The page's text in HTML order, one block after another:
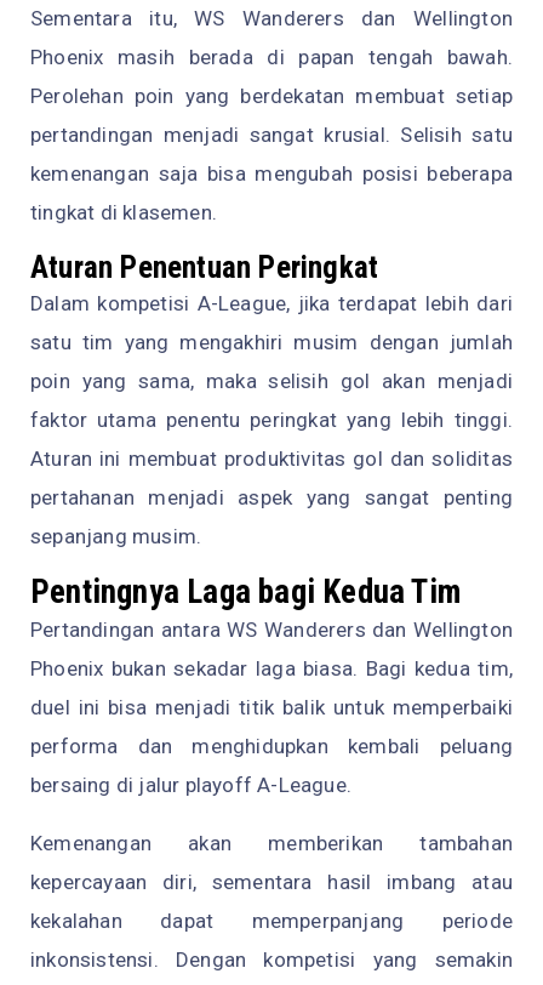
Sementara itu, WS Wanderers dan Wellington
Phoenix masih berada di papan tengah bawah.
Perolehan poin yang berdekatan membuat setiap
pertandingan menjadi sangat krusial. Selisih satu
kemenangan saja bisa mengubah posisi beberapa
tingkat di klasemen.
Aturan Penentuan Peringkat
Dalam kompetisi A-League, jika terdapat lebih dari
satu tim yang mengakhiri musim dengan jumlah
poin yang sama, maka selisih gol akan menjadi
faktor utama penentu peringkat yang lebih tinggi.
Aturan ini membuat produktivitas gol dan soliditas
pertahanan menjadi aspek yang sangat penting
sepanjang musim.
Pentingnya Laga bagi Kedua Tim
Pertandingan antara WS Wanderers dan Wellington
Phoenix bukan sekadar laga biasa. Bagi kedua tim,
duel ini bisa menjadi titik balik untuk memperbaiki
performa dan menghidupkan kembali peluang
bersaing di jalur playoff A-League.
Kemenangan akan memberikan tambahan
kepercayaan diri, sementara hasil imbang atau
kekalahan dapat memperpanjang periode
inkonsistensi. Dengan kompetisi yang semakin